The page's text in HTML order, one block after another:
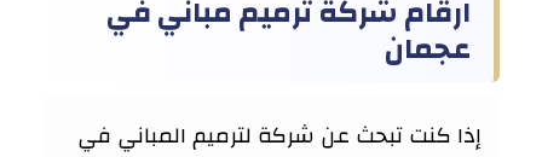
ارقام شركة ترميم مباني في
عجمان
إذا كنت تبحث عن شركة لترميم المباني في